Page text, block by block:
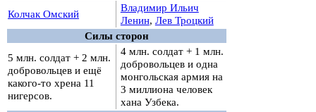
Колчак Омский
Владимир Ильич
Ленин, Лев Троцкий
Силы сторон
5 млн. солдат + 2 млн.
добровольцев и ещё
какого-то хрена 11
нигерсов.
4 млн. солдат + 1 млн.
добровольцев и одна
монгольская армия на
3 миллиона человек
хана Узбека.